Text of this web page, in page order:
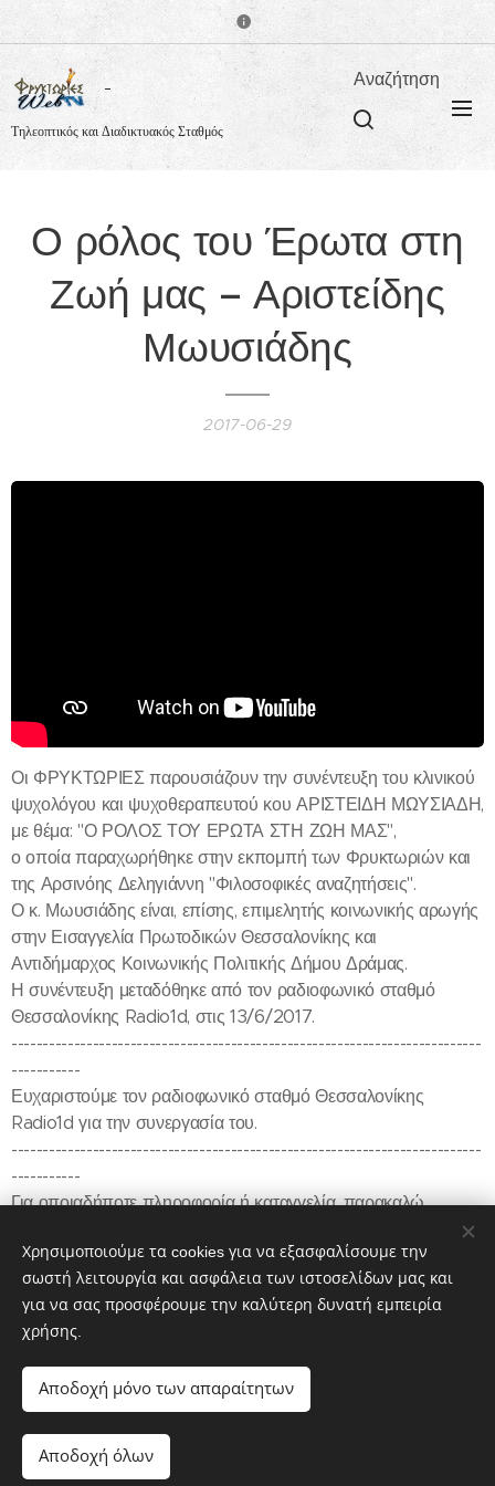
Τηλεοπτικός και Διαδικτυακός Σταθμός
Αναζήτηση
Ο ρόλος του Έρωτα στη
Ζωή μας – Αριστείδης
Μωυσιάδης
2017-06-29
Οι ΦΡΥΚΤΩΡΙΕΣ παρουσιάζουν την συνέντευξη του κλινικού
ψυχολόγου και ψυχοθεραπευτού κου ΑΡΙΣΤΕΙΔΗ ΜΩΥΣΙΑΔΗ,
με θέμα: "Ο ΡΟΛΟΣ ΤΟΥ ΕΡΩΤΑ ΣΤΗ ΖΩΗ ΜΑΣ",
ο οποία παραχωρήθηκε στην εκπομπή των Φρυκτωριών και
της Αρσινόης Δεληγιάννη "Φιλοσοφικές αναζητήσεις".
Ο κ. Μωυσιάδης είναι, επίσης, επιμελητής κοινωνικής αρωγής
στην Εισαγγελία Πρωτοδικών Θεσσαλονίκης και
Αντιδήμαρχος Κοινωνικής Πολιτικής Δήμου Δράμας.
Η συνέντευξη μεταδόθηκε από τον ραδιοφωνικό σταθμό
Θεσσαλονίκης Radio1d, στις 13/6/2017.
---------------------------------------------------------------------------
-----------
Ευχαριστούμε τον ραδιοφωνικό σταθμό Θεσσαλονίκης
Radio1d για την συνεργασία του.
---------------------------------------------------------------------------
-----------
Για οποιαδήποτε πληροφορία ή καταγγελία, παρακαλώ,
https://www.fryktories.net
Share
Χρησιμοποιούμε τα cookies για να εξασφαλίσουμε την
σωστή λειτουργία και ασφάλεια των ιστοσελίδων μας και
για να σας προσφέρουμε την καλύτερη δυνατή εμπειρία
χρήσης.
Αποδοχή μόνο των απαραίτητων
Αποδοχή όλων